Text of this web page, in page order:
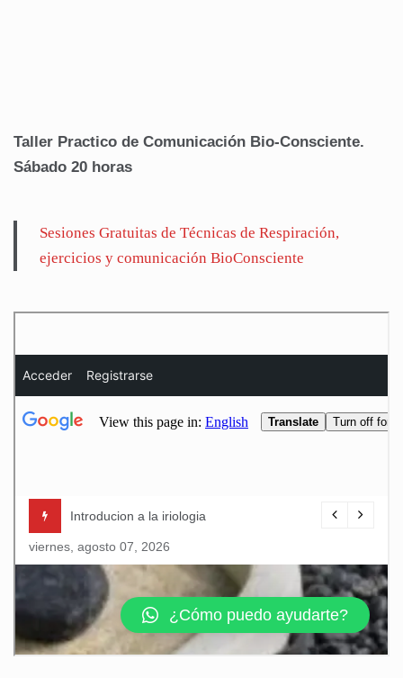
Taller Practico de Comunicación Bio-Consciente.
Sábado 20 horas
Sesiones Gratuitas de Técnicas de Respiración,
ejercicios y comunicación BioConsciente